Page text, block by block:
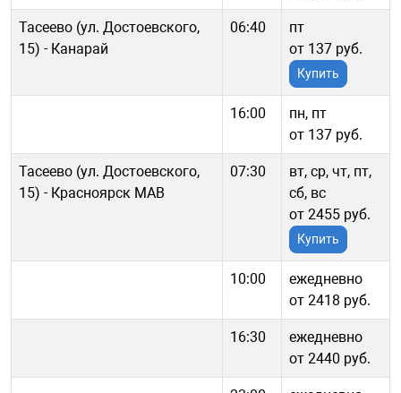
Тасеево (ул. Достоевского,
15) - Канарай
06:40
пт
от 137 руб.
Купить
16:00
пн, пт
от 137 руб.
Тасеево (ул. Достоевского,
15) - Красноярск МАВ
07:30
вт, ср, чт, пт,
сб, вс
от 2455 руб.
Купить
10:00
ежедневно
от 2418 руб.
16:30
ежедневно
от 2440 руб.